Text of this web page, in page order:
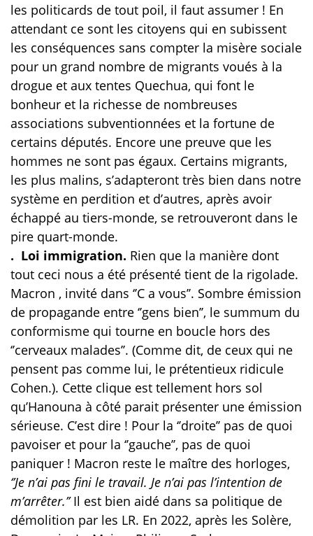
les politicards de tout poil, il faut assumer ! En
attendant ce sont les citoyens qui en subissent
les conséquences sans compter la misère sociale
pour un grand nombre de migrants voués à la
drogue et aux tentes Quechua, qui font le
bonheur et la richesse de nombreuses
associations subventionnées et la fortune de
certains députés. Encore une preuve que les
hommes ne sont pas égaux. Certains migrants,
les plus malins, s’adapteront très bien dans notre
système en perdition et d’autres, après avoir
échappé au tiers-monde, se retrouveront dans le
pire quart-monde.
. Loi immigration. Rien que la manière dont
tout ceci nous a été présenté tient de la rigolade.
Macron , invité dans ‘’C a vous’’. Sombre émission
de propagande entre ‘’gens bien’’, le summum du
conformisme qui tourne en boucle hors des
‘’cerveaux malades’’. (Comme dit, de ceux qui ne
pensent pas comme lui, le prétentieux ridicule
Cohen.). Cette clique est tellement hors sol
qu’Hanouna à côté parait présenter une émission
sérieuse. C’est dire ! Pour la ‘’droite’’ pas de quoi
pavoiser et pour la ‘’gauche’’, pas de quoi
paniquer ! Macron reste le maître des horloges,
‘’Je n’ai pas fini le travail. Je n’ai pas l’intention de
m’arrêter.’’Il est bien aidé dans sa politique de
démolition par les LR. En 2022, après les Solère,